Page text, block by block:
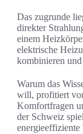
Das zugrunde
direkter
einem
elektrische
kombinieren
Warum das
will, profitiert
Komfortfragen
der Schweiz